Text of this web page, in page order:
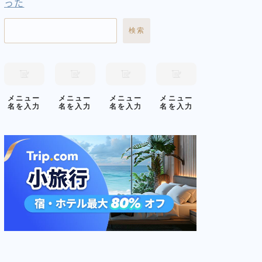
った
検索
メニュー
名を入力
メニュー
名を入力
メニュー
名を入力
メニュー
名を入力